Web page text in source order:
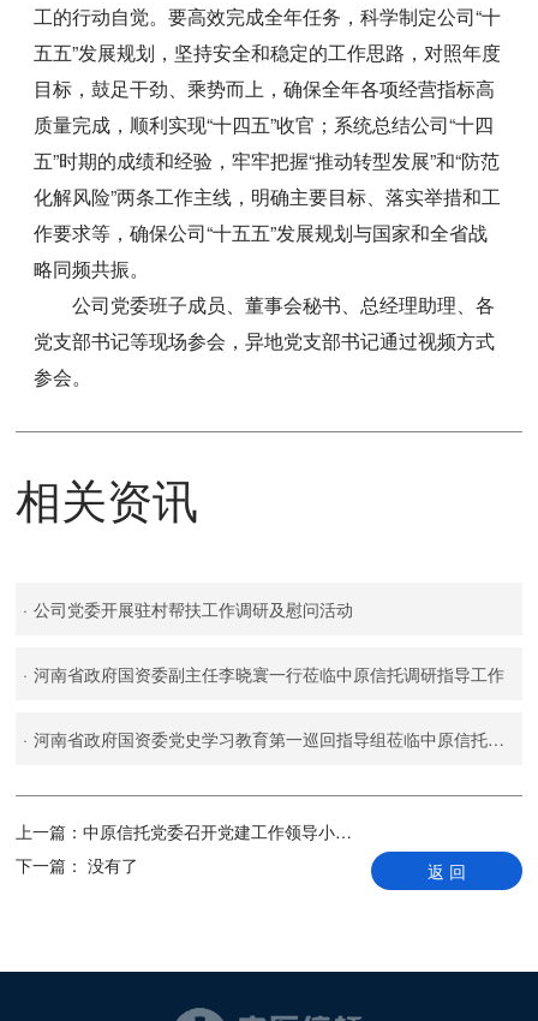
工的行动自觉。要高效完成全年任务，科学制定公司“十
五五”发展规划，坚持安全和稳定的工作思路，对照年度
目标，鼓足干劲、乘势而上，确保全年各项经营指标高
质量完成，顺利实现“十四五”收官；系统总结公司“十四
五”时期的成绩和经验，牢牢把握“推动转型发展”和“防范
化解风险”两条工作主线，明确主要目标、落实举措和工
作要求等，确保公司“十五五”发展规划与国家和全省战
略同频共振。
公司党委班子成员、董事会秘书、总经理助理、各
党支部书记等现场参会，异地党支部书记通过视频方式
参会。
相关资讯
· 公司党委开展驻村帮扶工作调研及慰问活动
· 河南省政府国资委副主任李晓寰一行莅临中原信托调研指导工作
· 河南省政府国资委党史学习教育第一巡回指导组莅临中原信托指导工作
上一篇：中原信托党委召开党建工作领导小组（扩大）会议总结深入贯彻中央八项规定精神学习教育
下一篇： 没有了 返 回